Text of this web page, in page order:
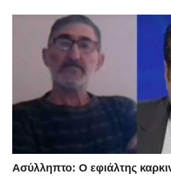
Ασύλληπτο: Ο εφιάλτης